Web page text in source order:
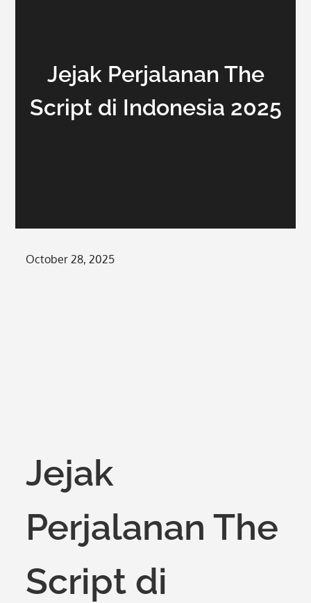
Jejak Perjalanan The
Script di Indonesia 2025
Posted
October 28, 2025
Jejak
Perjalanan The
Script di